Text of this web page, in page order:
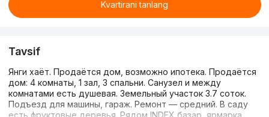
Kvartirani tanlang
Tavsif
Янги хаёт. Продаётся дом, возможно ипотека. Продаётся
дом: 4 комнаты, 1 зал, 3 спальни. Санузел и между
комнатами есть душевая. Земельный участок 3.7 соток.
Подъезд для машины, гараж. Ремонт — средний. В саду
есть фруктовые деревья. Рядом INDEX базар, ярмарка,